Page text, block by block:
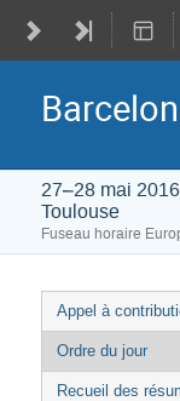
27–28 mai 2016
Toulouse
Fuseau horaire
Menu
de
l'événement
Appel à
Ordre du jour
Recueil des